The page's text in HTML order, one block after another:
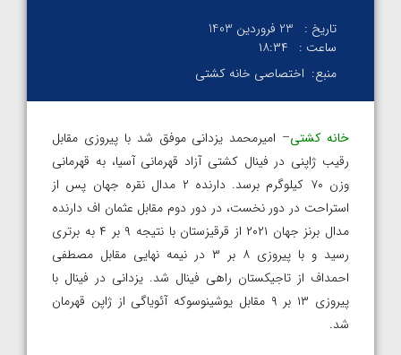
تاریخ :
23 فروردین 1403
ساعت :
۱۸:۳۴
منبع: اختصاصی خانه کشتی
خانه کشتی– امیرمحمد یزدانی موفق شد با پیروزی مقابل
رقیب ژاپنی در فینال کشتی آزاد قهرمانی آسیا، به قهرمانی
وزن ۷۰ کیلوگرم برسد. دارنده ۲ مدال نقره جهان پس از
استراحت در دور نخست، در دور دوم مقابل عثمان اف دارنده
مدال برنز جهان ۲۰۲۱ از قرقیزستان با نتیجه ۹ بر ۴ به برتری
رسید و با پیروزی ۸ بر ۳ در نیمه نهایی مقابل مصطفی
احمداف از تاجیکستان راهی فینال شد. یزدانی در فینال با
پیروزی ۱۳ بر ۹ مقابل یوشینوسوکه آئویاگی از ژاپن قهرمان
شد.